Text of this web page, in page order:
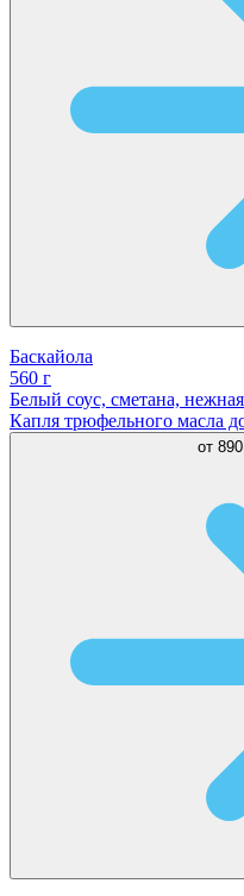
Баскайола
560 г
Белый соус, сметана,
Капля трюфельного масла
от